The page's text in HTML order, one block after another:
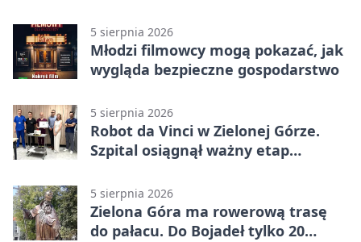
5 sierpnia 2026
Młodzi filmowcy mogą pokazać, jak
wygląda bezpieczne gospodarstwo
5 sierpnia 2026
Robot da Vinci w Zielonej Górze.
Szpital osiągnął ważny etap
5 sierpnia 2026
Zielona Góra ma rowerową trasę
do pałacu. Do Bojadeł tylko 20